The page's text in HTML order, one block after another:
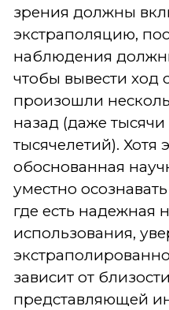
зрения должны
экстраполяцию,
наблюдения
чтобы вывести ход
произошли
назад (даже
тысячелетий).
обоснованная
уместно
где есть надежная
использования,
зависит от
представляющей